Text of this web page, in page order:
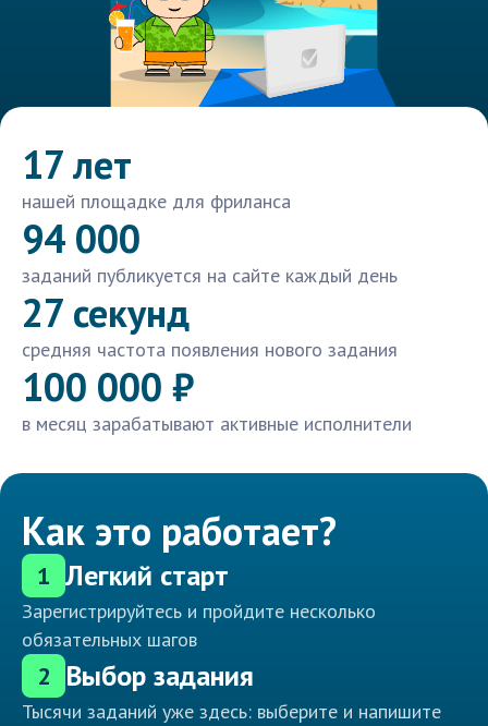
17 лет
нашей площадке для фриланса
94 000
заданий публикуется на сайте каждый день
27 секунд
средняя частота появления нового задания
100 000 ₽
в месяц зарабатывают активные исполнители
Как это работает?
1 Легкий старт
Зарегистрируйтесь и пройдите несколько
обязательных шагов
2 Выбор задания
Тысячи заданий уже здесь: выберите и напишите